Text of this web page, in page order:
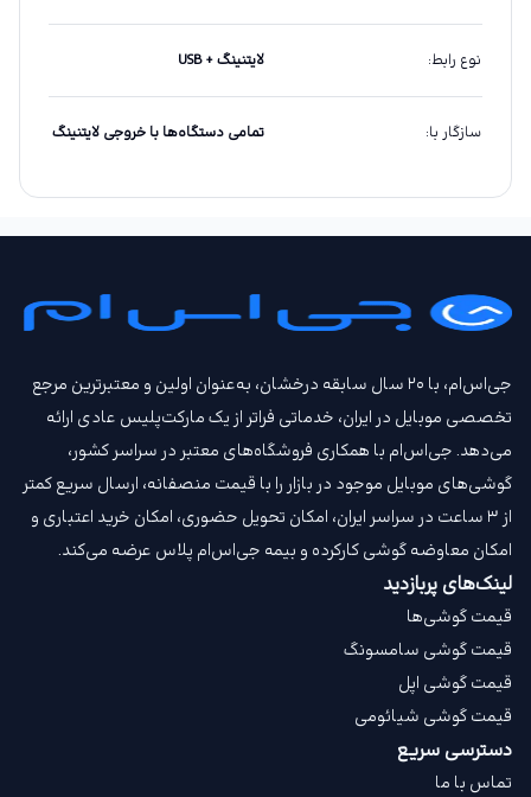
نوع رابط: لایتنینگ + USB
سازگار با: تمامی دستگاه‌ها با خروجی لایتنینگ
جی‌اس‌ام، با ۲۰ سال سابقه درخشان، به‌عنوان اولین و معتبرترین مرجع
تخصصی موبایل در ایران، خدماتی فراتر از یک مارکت‌پلیس عادی ارائه
می‌دهد. جی‌اس‌ام با همکاری فروشگاه‌های معتبر در سراسر کشور،
گوشی‌های موبایل موجود در بازار را با قیمت‌ منصفانه، ارسال سریع کمتر
از ۳ ساعت در سراسر ایران، امکان تحویل حضوری، امکان خرید اعتباری و
امکان معاوضه گوشی کارکرده و بیمه جی‌اس‌ام‌ پلاس عرضه می‌کند.
لینک‌های پربازدید
قیمت گوشی‌ها
قیمت گوشی سامسونگ
قیمت گوشی اپل
قیمت گوشی شیائومی
دسترسی سریع
تماس با ما